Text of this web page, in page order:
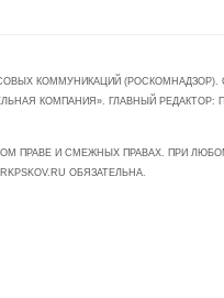
КОММУНИКАЦИЙ
КОМПАНИЯ». ГЛАВНЫЙ РЕДАКТОР:
ПРАВЕ И СМЕЖНЫХ ПРАВАХ. ПРИ
ОБЯЗАТЕЛЬНА.